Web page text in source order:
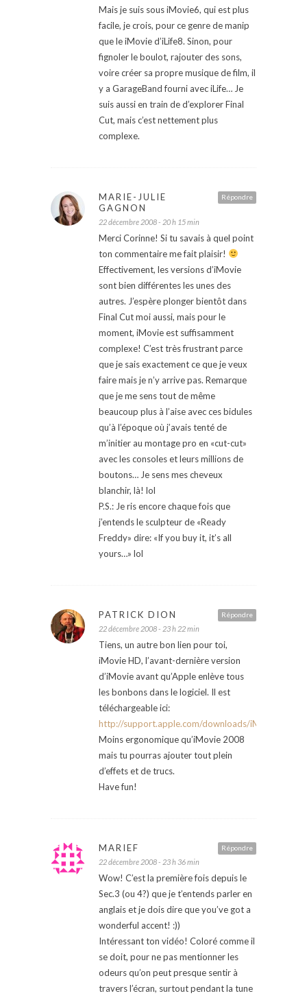
Mais je suis sous iMovie6, qui est plus
facile, je crois, pour ce genre de manip
que le iMovie d’iLife8. Sinon, pour
fignoler le boulot, rajouter des sons,
voire créer sa propre musique de film, il
y a GarageBand fourni avec iLife… Je
suis aussi en train de d’explorer Final
Cut, mais c’est nettement plus
complexe.
Répondre
MARIE-JULIE
GAGNON
22 décembre 2008 - 20 h 15 min
Merci Corinne! Si tu savais à quel point
ton commentaire me fait plaisir!
Effectivement, les versions d’iMovie
sont bien différentes les unes des
autres. J’espère plonger bientôt dans
Final Cut moi aussi, mais pour le
moment, iMovie est suffisamment
complexe! C’est très frustrant parce
que je sais exactement ce que je veux
faire mais je n’y arrive pas. Remarque
que je me sens tout de même
beaucoup plus à l’aise avec ces bidules
qu’à l’époque où j’avais tenté de
m’initier au montage pro en «cut-cut»
avec les consoles et leurs millions de
boutons… Je sens mes cheveux
blanchir, là! lol
P.S.: Je ris encore chaque fois que
j’entends le sculpteur de «Ready
Freddy» dire: «If you buy it, it’s all
yours…» lol
Répondre
PATRICK DION
22 décembre 2008 - 23 h 22 min
Tiens, un autre bon lien pour toi,
iMovie HD, l’avant-dernière version
d’iMovie avant qu’Apple enlève tous
les bonbons dans le logiciel. Il est
téléchargeable ici:
http://support.apple.com/downloads/iMovie_HD_6
Moins ergonomique qu’iMovie 2008
mais tu pourras ajouter tout plein
d’effets et de trucs.
Have fun!
Répondre
MARIEF
22 décembre 2008 - 23 h 36 min
Wow! C’est la première fois depuis le
Sec.3 (ou 4?) que je t’entends parler en
anglais et je dois dire que you’ve got a
wonderful accent! :))
Intéressant ton vidéo! Coloré comme il
se doit, pour ne pas mentionner les
odeurs qu’on peut presque sentir à
travers l’écran, surtout pendant la tune